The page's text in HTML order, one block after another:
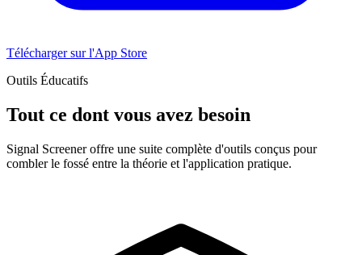
Télécharger sur l'App Store
Outils Éducatifs
Tout ce dont vous avez besoin
Signal Screener offre une suite complète d'outils conçus pour
combler le fossé entre la théorie et l'application pratique.